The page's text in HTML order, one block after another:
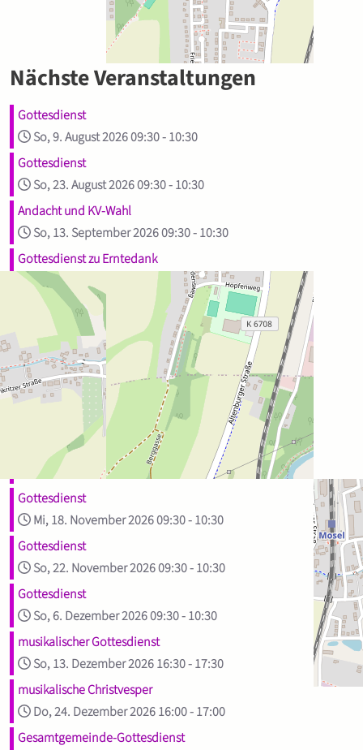
Nächste Veranstaltungen
Gottesdienst
So, 9. August 202609:30-10:30
Gottesdienst
So, 23. August 202609:30-10:30
Andacht und KV-Wahl
So, 13. September 202609:30-10:30
Gottesdienst zu Erntedank
So, 27. September 2026
09:30 -10:30
Gottesdienst
So, 11. Oktober 202609:30-10:30
Kirchweih-Gottesdienst
So, 25. Oktober 202609:30- 10:30
Gottesdienst
So, 8. November 2026
09:30-
10:30
Martinstag
Mi, 11. November 2026
16:30
17:30
Gottesdienst
Mi, 18. November 202609:30-10:30
Gottesdienst
So, 22. November 202609:30-10:30
Gottesdienst
So, 6. Dezember 202609:30-10:30
musikalischer Gottesdienst
So, 13. Dezember 202616:30-17:30
musikalische Christvesper
Do, 24. Dezember 202616:00-17:00
Gesamtgemeinde-Gottesdienst